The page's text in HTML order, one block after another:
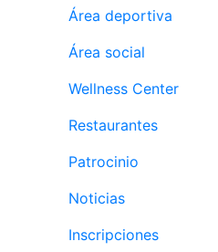
Entrenamientos
dirigidas
Restaurante
Área deportiva
Área social
Wellness Center
Restaurantes
Patrocinio
Noticias
Inscripciones